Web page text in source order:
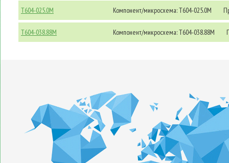
T604-025.0M Компонент/микросхема: T604-025.0M
T604-038.88M Компонент/микросхема: T604-038.88M